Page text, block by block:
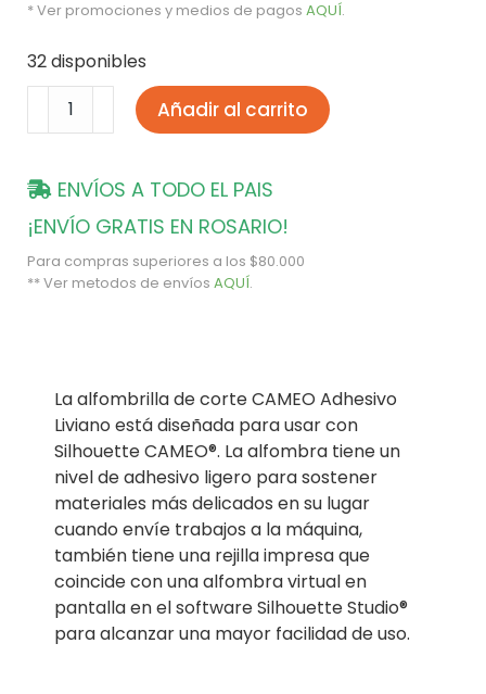
* Ver promociones y medios de pagos AQUÍ.
32 disponibles
Añadir al carrito
ENVÍOS A TODO EL PAIS
¡ENVÍO GRATIS EN ROSARIO!
Para compras superiores a los $80.000
** Ver metodos de envíos AQUÍ.
La alfombrilla de corte CAMEO Adhesivo
Liviano está diseñada para usar con
Silhouette CAMEO®. La alfombra tiene un
nivel de adhesivo ligero para sostener
materiales más delicados en su lugar
cuando envíe trabajos a la máquina,
también tiene una rejilla impresa que
coincide con una alfombra virtual en
pantalla en el software Silhouette Studio®
para alcanzar una mayor facilidad de uso.